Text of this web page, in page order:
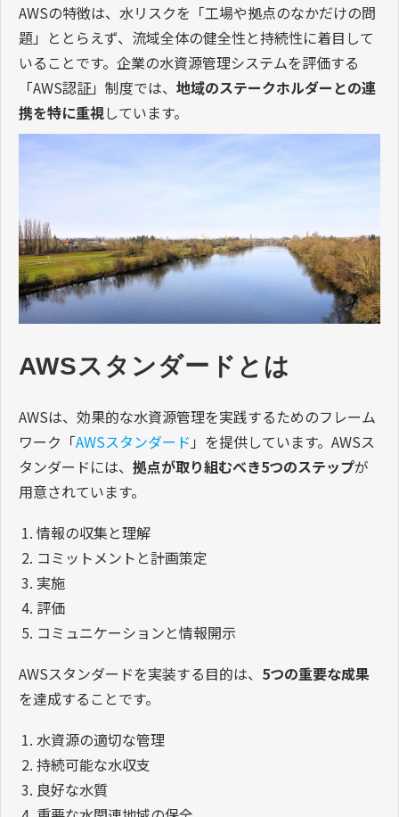
AWSの特徴は、水リスクを「工場や拠点のなかだけの問
題」ととらえず、流域全体の健全性と持続性に着目して
いることです。企業の水資源管理システムを評価する
「AWS認証」制度では、 地域のステークホルダーとの連
携を特に重視しています。
AWSスタンダードとは
AWSは、効果的な水資源管理を実践するためのフレーム
ワーク「AWSスタンダード 」を提供しています。AWSス
タンダードには、 拠点が取り組むべき5つのステップが
用意されています。
情報の収集と理解
コミットメントと計画策定
実施
評価
コミュニケーションと情報開示
AWSスタンダードを実装する目的は、 5つの重要な成果
を達成することです。
水資源の適切な管理
持続可能な水収支
良好な水質